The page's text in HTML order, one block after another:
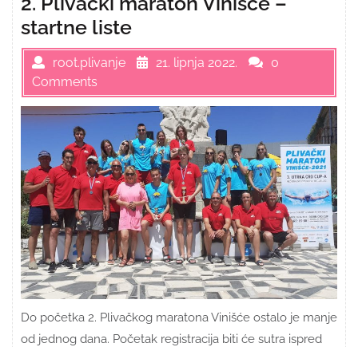
startne liste
root.plivanje 21. lipnja 2022.
0
Comments
Do početka 2. Plivačkog maratona Vinišće ostalo je manje
od jednog dana. Početak registracija biti će sutra ispred